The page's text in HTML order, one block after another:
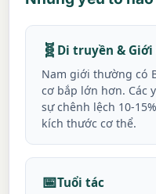
🧬 Di truyền &
Nam giới thường có
cơ bắp lớn hơn. Các
sự chênh lệch 10-
kích thước cơ thể.
📅Tuổi tác